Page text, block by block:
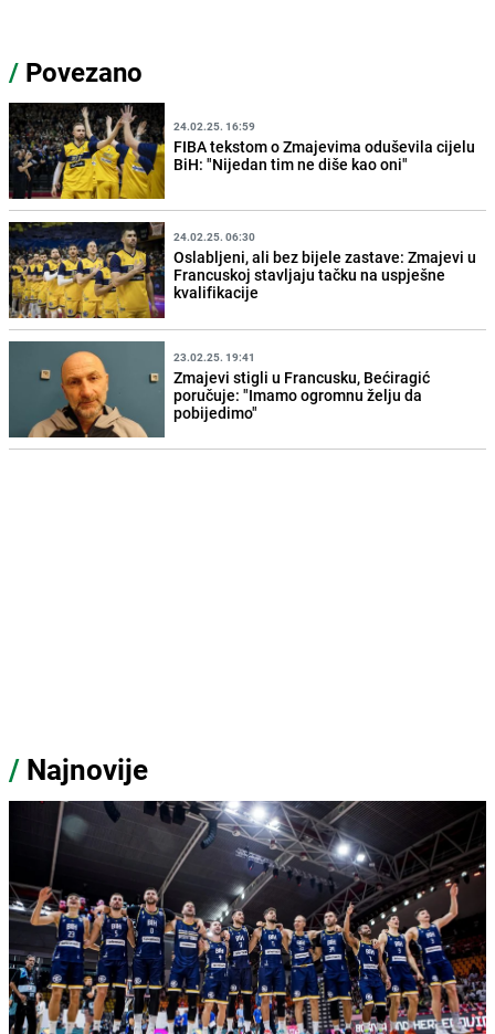
/ Povezano
24.02.25. 16:59
FIBA tekstom o Zmajevima oduševila cijelu
BiH: "Nijedan tim ne diše kao oni"
24.02.25. 06:30
Oslabljeni, ali bez bijele zastave: Zmajevi u
Francuskoj stavljaju tačku na uspješne
kvalifikacije
23.02.25. 19:41
Zmajevi stigli u Francusku, Bećiragić
poručuje: "Imamo ogromnu želju da
pobijedimo"
/ Najnovije